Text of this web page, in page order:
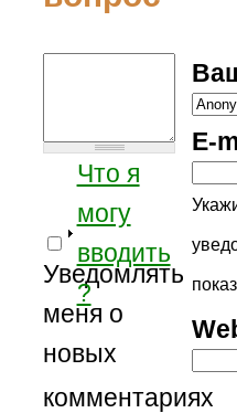
E-
Что я
могу
вводить
?
Уведомлять
меня о
новых
комментариях